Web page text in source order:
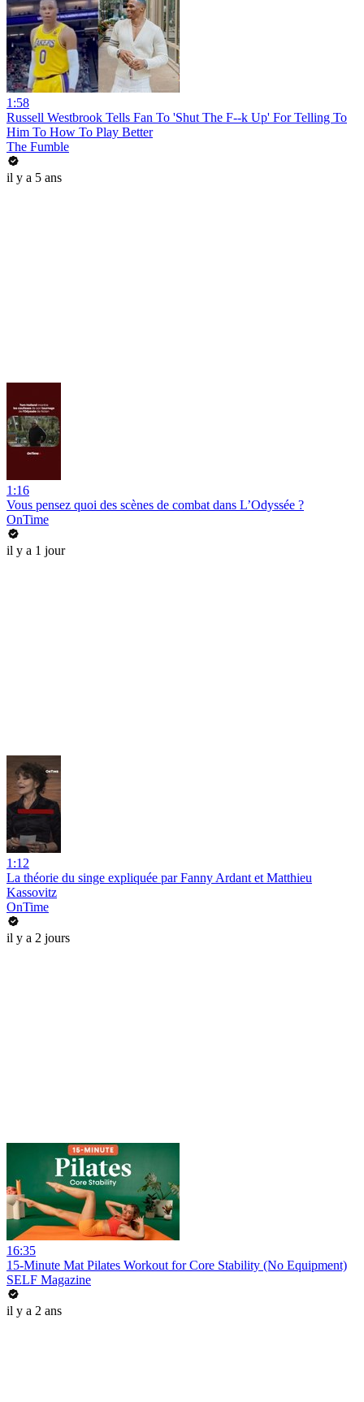
1:58
Russell Westbrook Tells Fan To 'Shut The F--k Up' For Telling To
Him To How To Play Better
The Fumble
il y a 5 ans
1:16
Vous pensez quoi des scènes de combat dans L’Odyssée ?
OnTime
il y a 1 jour
1:12
La théorie du singe expliquée par Fanny Ardant et Matthieu
Kassovitz
OnTime
il y a 2 jours
16:35
15-Minute Mat Pilates Workout for Core Stability (No Equipment)
SELF Magazine
il y a 2 ans